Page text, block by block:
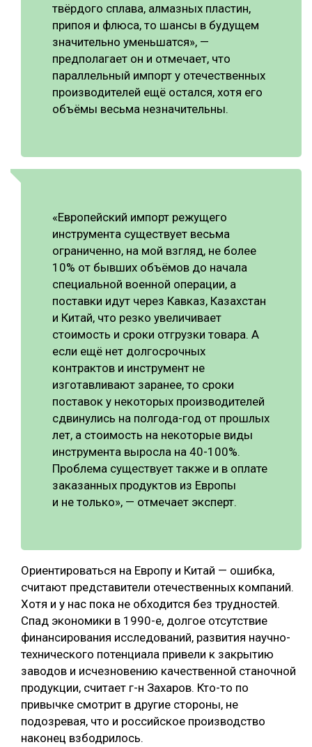
твёрдого сплава, алмазных пластин,
припоя и флюса, то шансы в будущем
значительно уменьшатся», —
предполагает он и отмечает, что
параллельный импорт у отечественных
производителей ещё остался, хотя его
объёмы весьма незначительны.
«Европейский импорт режущего
инструмента существует весьма
ограниченно, на мой взгляд, не более
10% от бывших объёмов до начала
специальной военной операции, а
поставки идут через Кавказ, Казахстан
и Китай, что резко увеличивает
стоимость и сроки отгрузки товара. А
если ещё нет долгосрочных
контрактов и инструмент не
изготавливают заранее, то сроки
поставок у некоторых производителей
сдвинулись на полгода-год от прошлых
лет, а стоимость на некоторые виды
инструмента выросла на 40-100%.
Проблема существует также и в оплате
заказанных продуктов из Европы
и не только», — отмечает эксперт.
Ориентироваться на Европу и Китай — ошибка,
считают представители отечественных компаний.
Хотя и у нас пока не обходится без трудностей.
Спад экономики в 1990-е, долгое отсутствие
финансирования исследований, развития научно-
технического потенциала привели к закрытию
заводов и исчезновению качественной станочной
продукции, считает г-н Захаров. Кто-то по
привычке смотрит в другие стороны, не
подозревая, что и российское производство
наконец взбодрилось.